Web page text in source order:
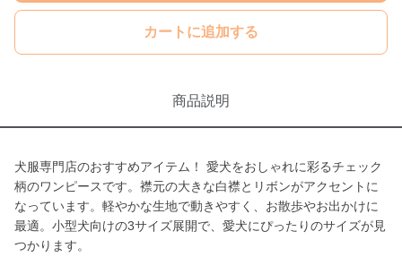
カートに追加する
商品説明
犬服専門店のおすすめアイテム！ 愛犬をおしゃれに彩るチェック
柄のワンピースです。襟元の大きな白襟とリボンがアクセントに
なっています。軽やかな生地で動きやすく、お散歩やお出かけに
最適。小型犬向けの3サイズ展開で、愛犬にぴったりのサイズが見
つかります。